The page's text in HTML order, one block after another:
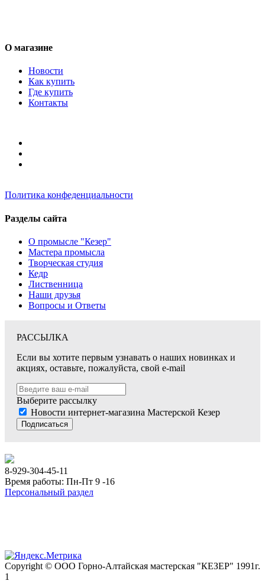
О магазине
Новости
Как купить
Где купить
Контакты
Политика конфеденциальности
Разделы сайта
О промысле "Кезер"
Мастера промысла
Творческая студия
Кедр
Лиственница
Наши друзья
Вопросы и Ответы
РАССЫЛКА
Если вы хотите первым узнавать о наших новинках и
акциях, оставьте, пожалуйста, свой e-mail
Выберите рассылку
Новости интернет-магазина Мастерской Кезер
Подписаться
8-929-304-45-11
Время работы: Пн-Пт 9 -16
Персональный раздел
Copyright © ООО Горно-Алтайская мастерская "КЕЗЕР" 1991г.
1